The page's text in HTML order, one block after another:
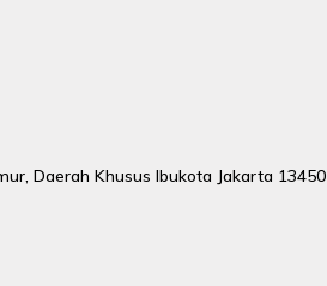
Daerah Khusus Ibukota Jakarta 13450